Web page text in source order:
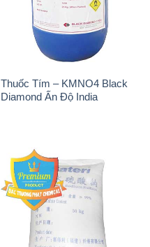
Thuốc Tím – KMNO4 Black
Diamond Ấn Độ India